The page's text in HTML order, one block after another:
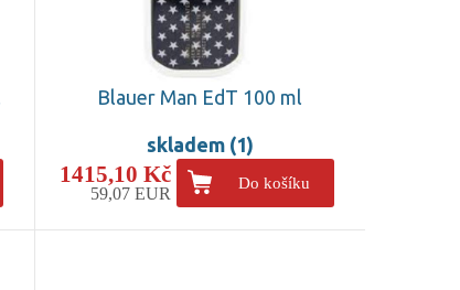
Blauer Man EdT 100 ml
skladem (1)
1415,10 Kč
59,07 EUR
Do košíku